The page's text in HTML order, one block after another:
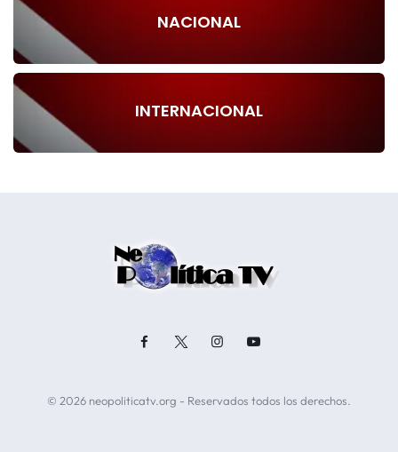
NACIONAL
INTERNACIONAL
© 2026 neopoliticatv.org - Reservados todos los derechos.